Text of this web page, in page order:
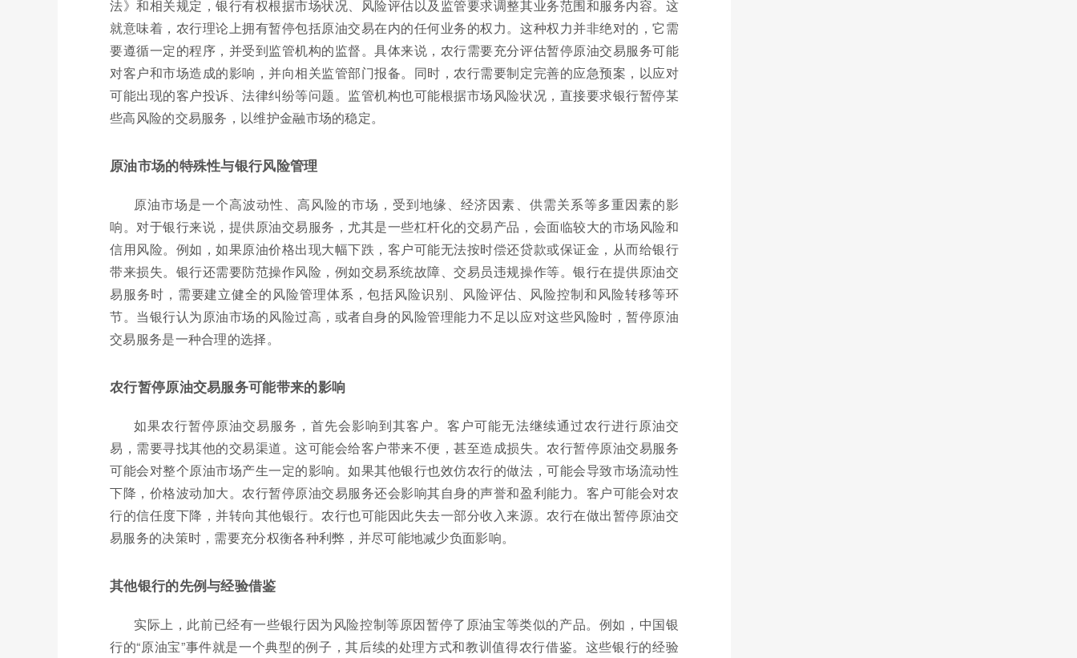
法》和相关规定，银行有权根据市场状况、风险评估以及监管要求调整其业务范围和服务内容。这
就意味着，农行理论上拥有暂停包括原油交易在内的任何业务的权力。这种权力并非绝对的，它需
要遵循一定的程序，并受到监管机构的监督。具体来说，农行需要充分评估暂停原油交易服务可能
对客户和市场造成的影响，并向相关监管部门报备。同时，农行需要制定完善的应急预案，以应对
可能出现的客户投诉、法律纠纷等问题。监管机构也可能根据市场风险状况，直接要求银行暂停某
些高风险的交易服务，以维护金融市场的稳定。
原油市场的特殊性与银行风险管理
原油市场是一个高波动性、高风险的市场，受到地缘、经济因素、供需关系等多重因素的影
响。对于银行来说，提供原油交易服务，尤其是一些杠杆化的交易产品，会面临较大的市场风险和
信用风险。例如，如果原油价格出现大幅下跌，客户可能无法按时偿还贷款或保证金，从而给银行
带来损失。银行还需要防范操作风险，例如交易系统故障、交易员违规操作等。银行在提供原油交
易服务时，需要建立健全的风险管理体系，包括风险识别、风险评估、风险控制和风险转移等环
节。当银行认为原油市场的风险过高，或者自身的风险管理能力不足以应对这些风险时，暂停原油
交易服务是一种合理的选择。
农行暂停原油交易服务可能带来的影响
如果农行暂停原油交易服务，首先会影响到其客户。客户可能无法继续通过农行进行原油交
易，需要寻找其他的交易渠道。这可能会给客户带来不便，甚至造成损失。农行暂停原油交易服务
可能会对整个原油市场产生一定的影响。如果其他银行也效仿农行的做法，可能会导致市场流动性
下降，价格波动加大。农行暂停原油交易服务还会影响其自身的声誉和盈利能力。客户可能会对农
行的信任度下降，并转向其他银行。农行也可能因此失去一部分收入来源。农行在做出暂停原油交
易服务的决策时，需要充分权衡各种利弊，并尽可能地减少负面影响。
其他银行的先例与经验借鉴
实际上，此前已经有一些银行因为风险控制等原因暂停了原油宝等类似的产品。例如，中国银
行的“原油宝”事件就是一个典型的例子，其后续的处理方式和教训值得农行借鉴。这些银行的经验